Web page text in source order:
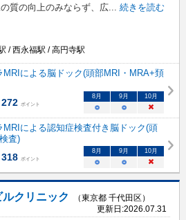
質の向上のみならず、広... 続きを読む
/ 西永福駅 / 高円寺駅
による脳ドック(頭部MRI・MRA+頚
272 ポイント
8月 9月 10月
○ ○ ×
による認知症検査付き脳ドック(頭
査)
318 ポイント
8月 9月 10月
○ ○ ×
クリニック
（東京都 千代田区）
更新日:2026.07.31